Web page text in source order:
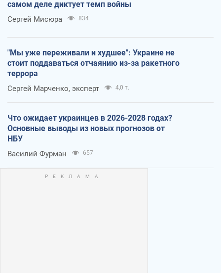
самом деле диктует темп войны
Сергей Мисюра 834
"Мы уже переживали и худшее": Украине не
стоит поддаваться отчаянию из-за ракетного
террора
Сергей Марченко, эксперт 4,0 т.
Что ожидает украинцев в 2026-2028 годах?
Основные выводы из новых прогнозов от
НБУ
Василий Фурман 657